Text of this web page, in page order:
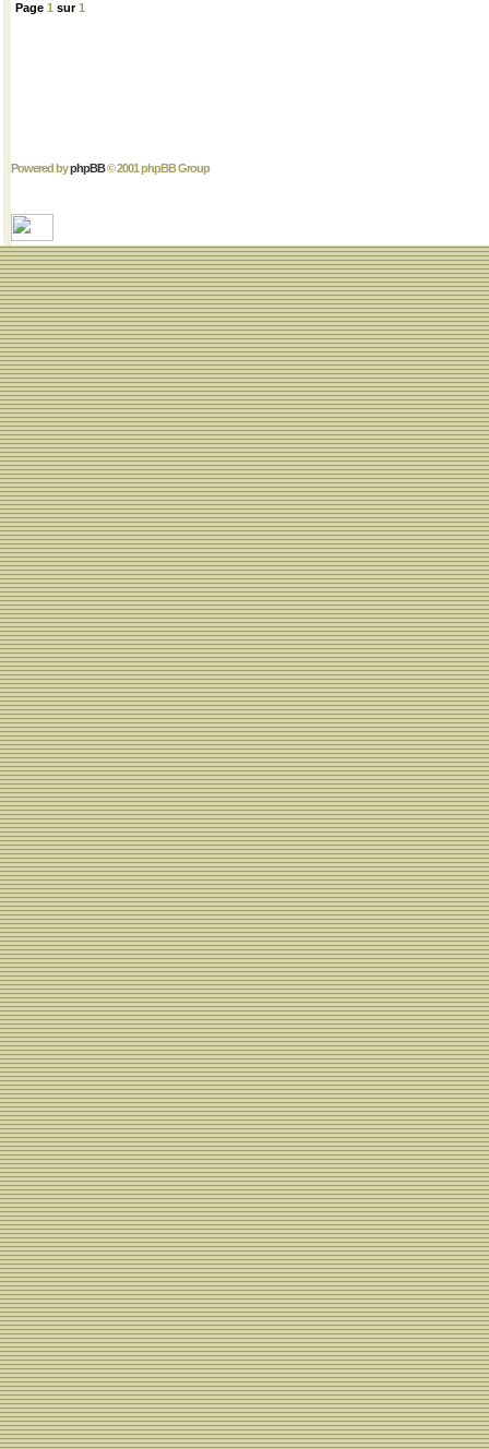
Page 1 sur1
Powered byphpBB© 2001 phpBB Group